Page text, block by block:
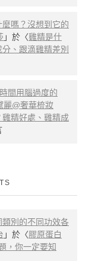
嗎？沒想到它的
」於〈雞精是什
、跟滴雞精差別
間用腦過度的
麗@奢華梳妝
精好處、雞精成
別的不同功效各
」於〈膠原蛋白
，你一定要知